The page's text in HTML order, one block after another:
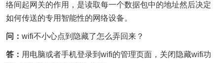
络间起网关的作用，是读取每一个数据包中的地址然后决定
如何传送的专用智能性的网络设备。
问： wifi不小心点到隐藏了怎么弄回来？
答： 用电脑或者手机登录到wifi的管理页面，关闭隐藏wifi功